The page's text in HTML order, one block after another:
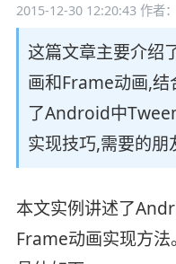
2015-12-30 12:20:43作者
这篇文章主要介绍
画和Frame动画,结
了Android中
实现技巧,需要的朋
本文实例讲述了
Frame动画实现方法